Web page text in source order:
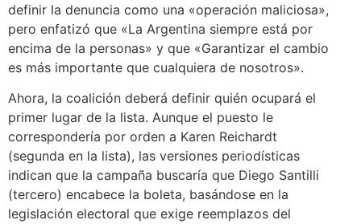
definir la denuncia como una «operación maliciosa»,
pero enfatizó que «La Argentina siempre está por
encima de la personas» y que «Garantizar el cambio
es más importante que cualquiera de nosotros».
Ahora, la coalición deberá definir quién ocupará el
primer lugar de la lista. Aunque el puesto le
correspondería por orden a Karen Reichardt
(segunda en la lista), las versiones periodísticas
indican que la campaña buscaría que Diego Santilli
(tercero) encabece la boleta, basándose en la
legislación electoral que exige reemplazos del